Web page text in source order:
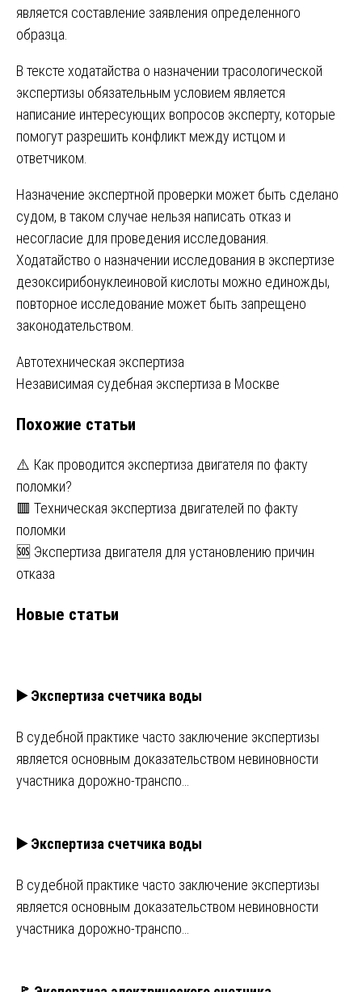
является составление заявления определенного
образца.
В тексте ходатайства о назначении трасологической
экспертизы обязательным условием является
написание интересующих вопросов эксперту, которые
помогут разрешить конфликт между истцом и
ответчиком.
Назначение экспертной проверки может быть сделано
судом, в таком случае нельзя написать отказ и
несогласие для проведения исследования.
Ходатайство о назначении исследования в экспертизе
дезоксирибонуклеиновой кислоты можно единожды,
повторное исследование может быть запрещено
законодательством.
Навигация
записям
Автотехническая экспертиза
Независимая судебная экспертиза в Москве
Похожие статьи
⚠️ Как проводится экспертиза двигателя по факту
поломки?
🟥 Техническая экспертиза двигателей по факту
поломки
🆘 Экспертиза двигателя для установлению причин
отказа
Новые статьи
▶️ Экспертиза счетчика воды
В судебной практике часто заключение экспертизы
является основным доказательством невиновности
участника дорожно-транспо…
▶️ Экспертиза счетчика воды
В судебной практике часто заключение экспертизы
является основным доказательством невиновности
участника дорожно-транспо…